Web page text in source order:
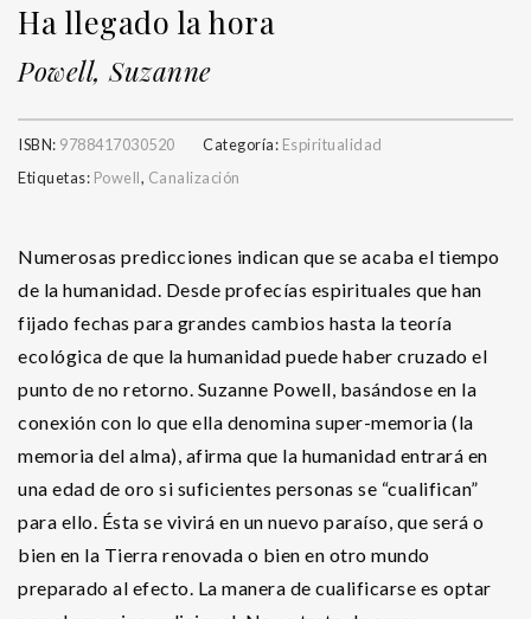
Ha llegado la hora
Powell, Suzanne
ISBN: 9788417030520 Categoría: Espiritualidad
Etiquetas: Powell, Canalización
Numerosas predicciones indican que se acaba el tiempo
de la humanidad. Desde profecías espirituales que han
fijado fechas para grandes cambios hasta la teoría
ecológica de que la humanidad puede haber cruzado el
punto de no retorno. Suzanne Powell, basándose en la
conexión con lo que ella denomina super-memoria (la
memoria del alma), afirma que la humanidad entrará en
una edad de oro si suficientes personas se “cualifican”
para ello. Ésta se vivirá en un nuevo paraíso, que será o
bien en la Tierra renovada o bien en otro mundo
preparado al efecto. La manera de cualificarse es optar